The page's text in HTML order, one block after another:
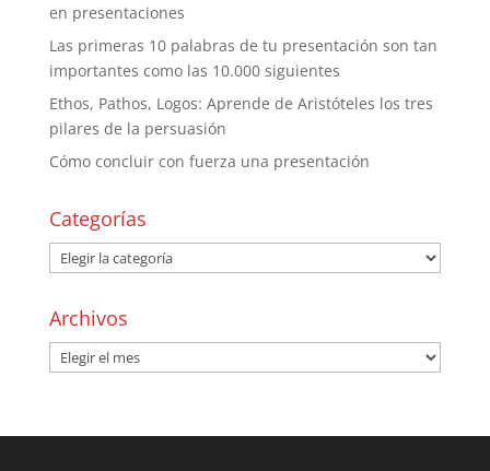
en presentaciones
Las primeras 10 palabras de tu presentación son tan
importantes como las 10.000 siguientes
Ethos, Pathos, Logos: Aprende de Aristóteles los tres
pilares de la persuasión
Cómo concluir con fuerza una presentación
Categorías
Archivos